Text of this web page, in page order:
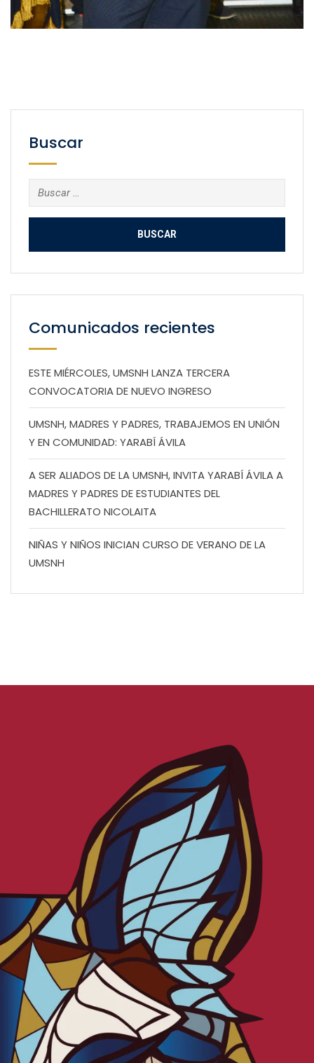
Buscar
Buscar:
Comunicados recientes
ESTE MIÉRCOLES, UMSNH LANZA TERCERA
CONVOCATORIA DE NUEVO INGRESO
UMSNH, MADRES Y PADRES, TRABAJEMOS EN UNIÓN
Y EN COMUNIDAD: YARABÍ ÁVILA
A SER ALIADOS DE LA UMSNH, INVITA YARABÍ ÁVILA A
MADRES Y PADRES DE ESTUDIANTES DEL
BACHILLERATO NICOLAITA
NIÑAS Y NIÑOS INICIAN CURSO DE VERANO DE LA
UMSNH